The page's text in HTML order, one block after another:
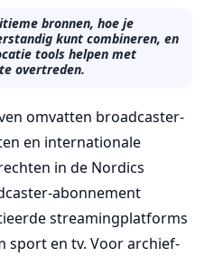
bronnen, hoe je
kunt combineren, en
tools helpen met
overtreden.
omvatten broadcaster-
en internationale
in de Nordics
abonnement
streamingplatforms
sport en tv. Voor archief-